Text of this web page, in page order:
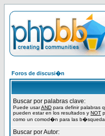
Foros de discusi�n
Buscar por palabras clave:
Puede usarAND para definir palabras
pueden estar en los resultados y NOT
como un comod�n para las
Buscar por Autor: